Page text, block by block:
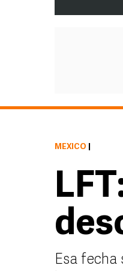
MÉXICO
Esa fecha